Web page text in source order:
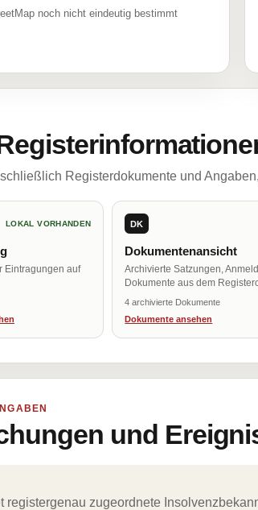
noch nicht eindeutig bestimmt
Registerdokumente und
LOKAL VORHANDEN
Eintragungen auf
DK
Dokumentenansicht
Archivierte Satzungen,
Dokumente aus dem
4 archivierte Dokumente
Dokumente ansehen
und
registergenau zugeordnete